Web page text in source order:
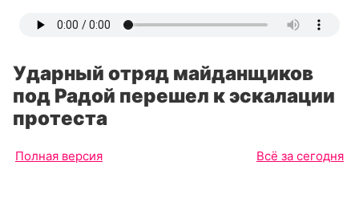
Ударный отряд майданщиков
под Радой перешел к эскалации
протеста
Полная версия Всё за сегодня